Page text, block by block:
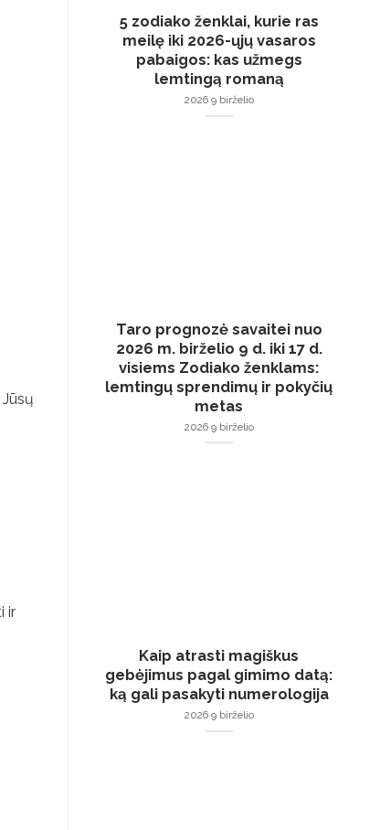
ir
5 zodiako ženklai, kurie ras
meilę iki 2026-ųjų vasaros
pabaigos: kas užmegs
lemtingą romaną
2026 9 birželio
Taro prognozė savaitei nuo
2026 m. birželio 9 d. iki 17 d.
visiems Zodiako ženklams:
lemtingų sprendimų ir pokyčių
metas
2026 9 birželio
Kaip atrasti magiškus
gebėjimus pagal gimimo datą:
ką gali pasakyti numerologija
2026 9 birželio